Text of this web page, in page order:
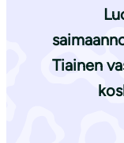
Tiainen